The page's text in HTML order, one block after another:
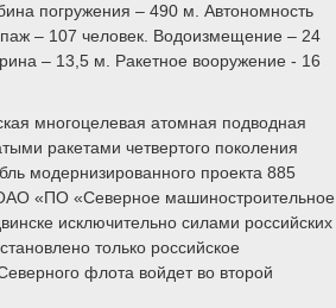
погружения – 490 м. Автономность
– 107 человек. Водоизмещение – 24
– 13,5 м. Ракетное вооружение - 16
многоцелевая атомная подводная
ракетами четвертого поколения
модернизированного проекта 885
«ПО «Северное машиностроительное
исключительно силами российских
только российское
флота войдет во второй